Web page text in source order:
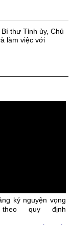
thư Tỉnh ủy, Chủ
làm việc với
ký nguyện vọng
quy định